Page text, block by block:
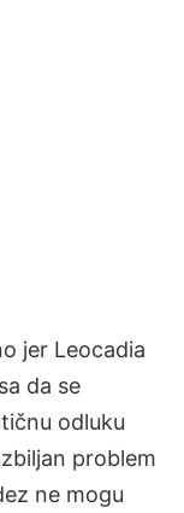
jer Leocadia
da se
odluku
problem
ne mogu